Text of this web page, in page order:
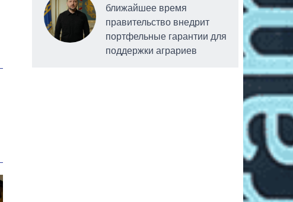
ближайшее время
правительство внедрит
портфельные гарантии для
поддержки аграриев
системы